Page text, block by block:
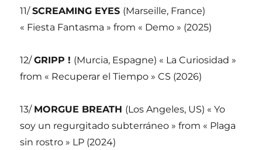
11/SCREAMING EYES (Marseille, France)
« Fiesta Fantasma » from « Demo » (2025)
12/GRIPP ! (Murcia, Espagne) « La Curiosidad »
from « Recuperar el Tiempo » CS (2026)
13/ MORGUE BREATH (Los Angeles, US) « Yo
soy un regurgitado subterráneo » from « Plaga
sin rostro » LP (2024)